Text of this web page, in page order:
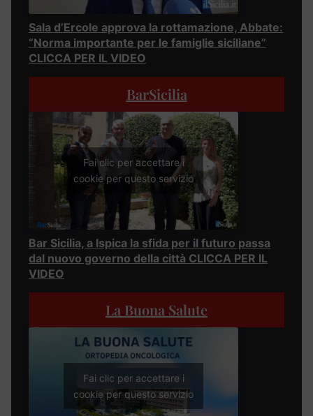
Sala d’Ercole approva la rottamazione, Abbate:
“Norma importante per le famiglie siciliane”
CLICCA PER IL VIDEO
BarSicilia
Fai clic per accettare i
cookie per questo servizio
Bar Sicilia, a Ispica la sfida per il futuro passa
dal nuovo governo della città CLICCA PER IL
VIDEO
La Buona Salute
Fai clic per accettare i
cookie per questo servizio